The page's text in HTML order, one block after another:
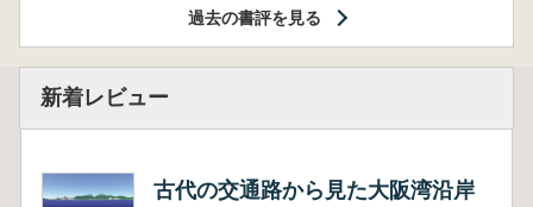
過去の書評を見る
新着レビュー
古代の交通路から見た大阪湾沿岸